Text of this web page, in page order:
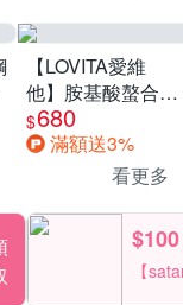
【LOVITA愛維
他】胺基酸螯合鋅
x2瓶30mg素食錠
(鋅錠)
$680
滿額送3%
看更多
$100
【
一件